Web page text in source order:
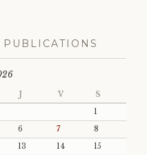
J V S
1
6 7
8
13 14
15